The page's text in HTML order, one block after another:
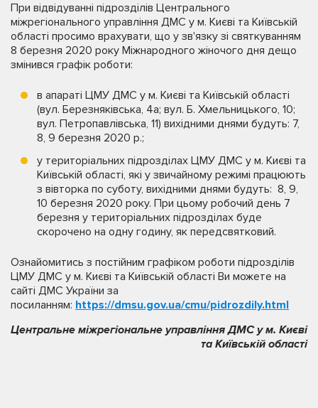
При відвідуванні підрозділів Центрального
міжрегіонального управління ДМС у м. Києві та Київській
області просимо врахувати, що у зв'язку зі святкуванням
8 березня 2020 року Міжнародного жіночого дня дещо
змінився графік роботи:
в апараті ЦМУ ДМС у м. Києві та Київській області
(вул. Березняківська, 4а; вул. Б. Хмельницького, 10;
вул. Петропавлівська, 11) вихідними днями будуть: 7,
8, 9 березня 2020 р.;
у територіальних підрозділах ЦМУ ДМС у м. Києві та
Київській області, які у звичайному режимі працюють
з вівторка по суботу, вихідними днями будуть: 8, 9,
10 березня 2020 року. При цьому робочий день 7
березня у територіальних підрозділах буде
скорочено на одну годину, як передсвятковий.
Ознайомитись з постійним графіком роботи підрозділів
ЦМУ ДМС у м. Києві та Київській області Ви можете на
сайті ДМС України за
посиланням: https://dmsu.gov.ua/cmu/pidrozdily.html
Центральне міжрегіональне управління ДМС у м. Києві
та Київській області